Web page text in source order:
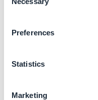
Selection
Preferences
Statistics
Marketing